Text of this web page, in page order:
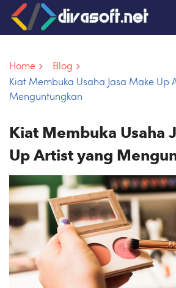
Home
Blog
Kiat Membuka Usaha Jasa Make Up
Menguntungkan
Kiat Membuka Usaha
Up Artist yang